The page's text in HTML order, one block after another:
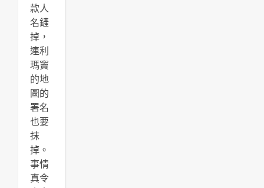
款人
名鏟
掉，
連利
瑪竇
的地
圖的
署名
也要
抹
掉。
事情
真令